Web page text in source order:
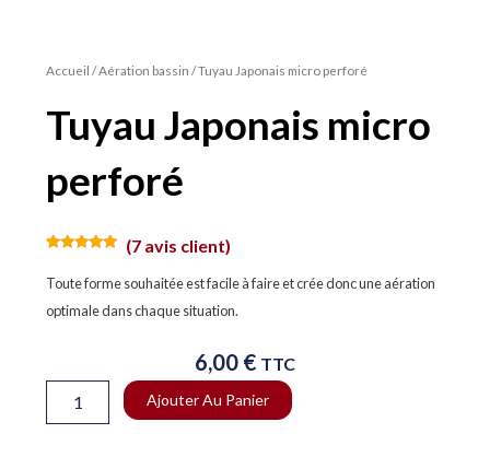
Accueil /Aération bassin / Tuyau Japonais micro perforé
Tuyau Japonais micro
perforé
sur 5
basé sur
client
(7avis client)
Toute forme souhaitée est facile à faire et crée donc une aération
optimale dans chaque situation.
6,00 € TTC
Ajouter Au Panier